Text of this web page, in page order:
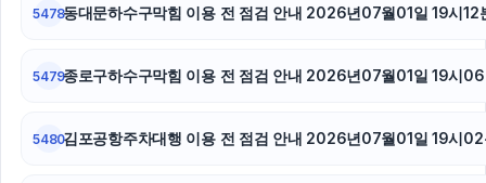
동작하수구막힘
주택담보대출
5478동대문하수구막힘 이용 전 점검 안내 2026년07월01일 19시12
5479종로구하수구막힘 이용 전 점검 안내 2026년07월01일 19시
5480김포공항주차대행 이용 전 점검 안내 2026년07월01일 19시02